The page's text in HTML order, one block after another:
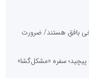
و سفارش بک لینک
بافق هستند/ ضرورت
سفره «مشکل‌گشا»